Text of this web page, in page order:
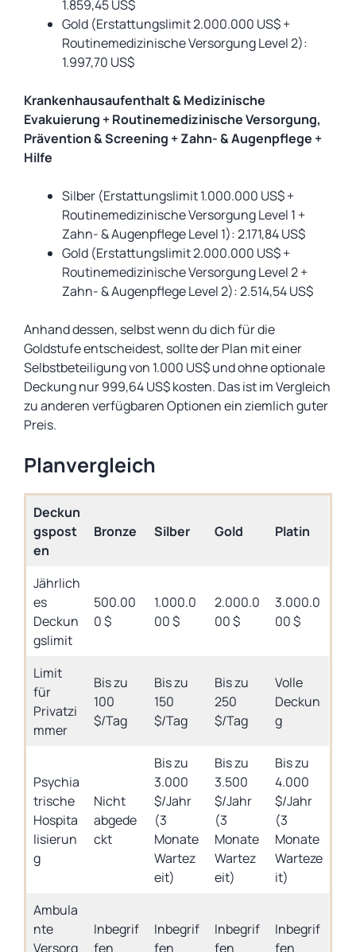
1.859,45 US$
Gold (Erstattungslimit 2.000.000 US$ +
Routinemedizinische Versorgung Level 2):
1.997,70 US$
Krankenhausaufenthalt & Medizinische
Evakuierung + Routinemedizinische Versorgung,
Prävention & Screening + Zahn- & Augenpflege +
Hilfe
Silber (Erstattungslimit 1.000.000 US$ +
Routinemedizinische Versorgung Level 1 +
Zahn- & Augenpflege Level 1): 2.171,84 US$
Gold (Erstattungslimit 2.000.000 US$ +
Routinemedizinische Versorgung Level 2 +
Zahn- & Augenpflege Level 2): 2.514,54 US$
Anhand dessen, selbst wenn du dich für die
Goldstufe entscheidest, sollte der Plan mit einer
Selbstbeteiligung von 1.000 US$ und ohne optionale
Deckung nur 999,64 US$ kosten. Das ist im Vergleich
zu anderen verfügbaren Optionen ein ziemlich guter
Preis.
Planvergleich
Deckun
gspost
en
Bronze Silber Gold Platin
Jährlich
es
Deckun
gslimit
500.00
0 $
1.000.0
00 $
2.000.0
00 $
3.000.0
00 $
Limit
für
Privatzi
mmer
Bis zu
100
$/Tag
Bis zu
150
$/Tag
Bis zu
250
$/Tag
Volle
Deckun
g
Psychia
trische
Hospita
lisierun
g
Nicht
abgede
ckt
Bis zu
3.000
$/Jahr
(3
Monate
Wartez
eit)
Bis zu
3.500
$/Jahr
(3
Monate
Wartez
eit)
Bis zu
4.000
$/Jahr
(3
Monate
Warteze
it)
Ambula
nte
Versorg
Inbegrif
fen
Inbegrif
fen
Inbegrif
fen
Inbegrif
fen